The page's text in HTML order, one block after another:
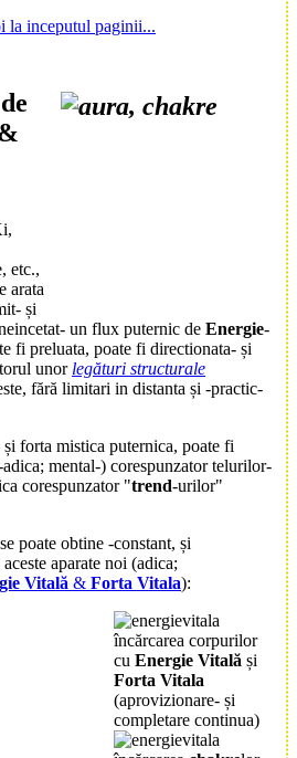
etc.,
arata
și
un flux puternic de Energie-
fi preluata, poate fi directionata- și
unor legături structurale
fără limitari in distanta și -practic-
forta mistica puternica, poate fi
mental-) corespunzator telurilor-
corespunzator "trend-urilor"
poate obtine -constant, și
aparate noi (adica;
Vitală & Forta Vitala):
încărcarea corpurilor
cu Energie Vitală și
Forta Vitala
(aprovizionare- și
completare continua)